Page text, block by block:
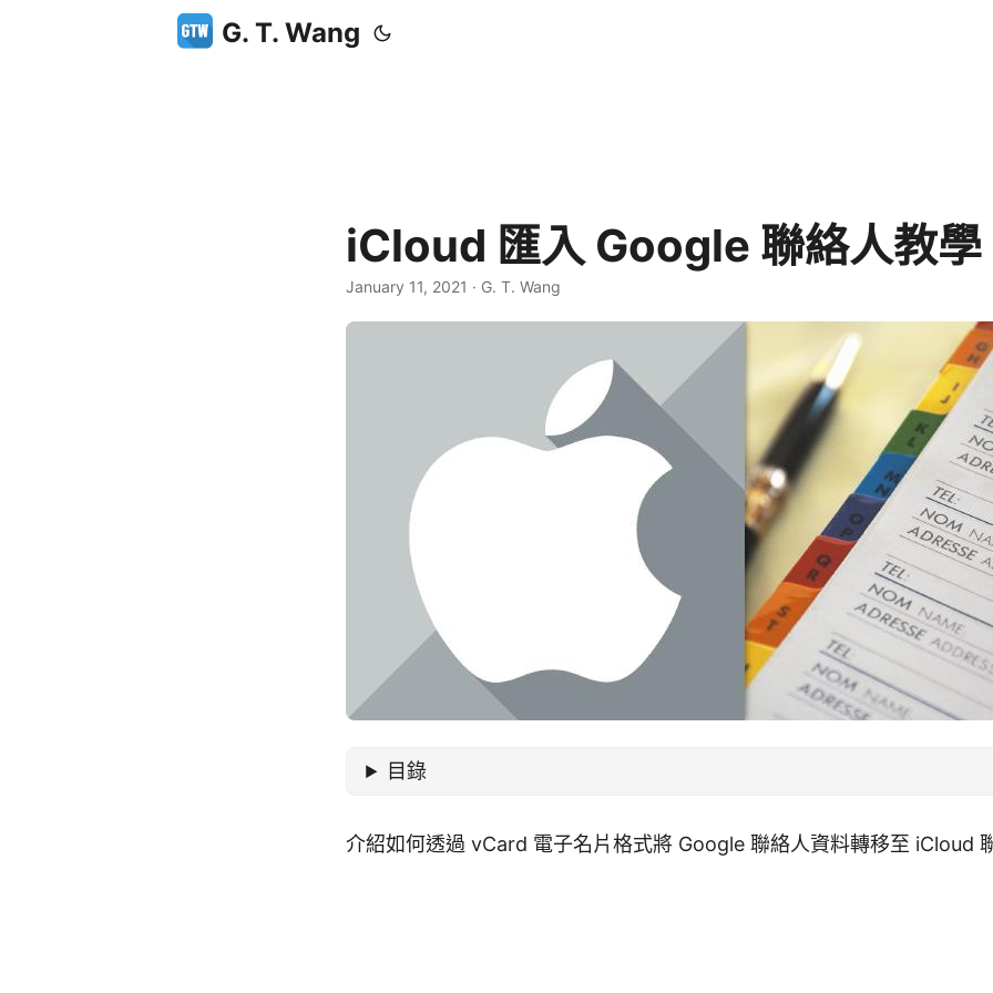
G. T. Wang
iCloud 匯入 Google 聯絡人教學
January 11, 2021 · G. T. Wang
目錄
介紹如何透過 vCard 電子名片格式將 Google 聯絡人資料轉移至 iCloud